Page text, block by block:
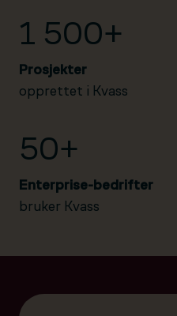
1 500+
Prosjekter
opprettet i Kvass
50+
Enterprise-bedrifter
bruker Kvass